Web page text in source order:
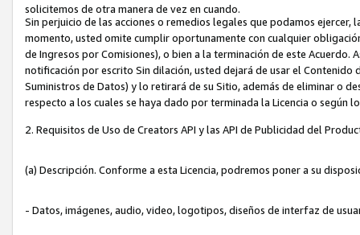
solicitemos de otra manera de vez en cuando.
Sin perjuicio de las acciones o remedios legales que podamos
momento, usted omite cumplir oportunamente con cualquier
de Ingresos por Comisiones), o bien a la terminación de este
notificación por escrito Sin dilación, usted dejará de usar el
Suministros de Datos) y lo retirará de su Sitio, además de eliminar o
respecto a los cuales se haya dado por terminada la Licencia o según
2. Requisitos de Uso de Creators API y las API de Publicidad del
(a) Descripción. Conforme a esta Licencia, podremos poner a su
- Datos, imágenes, audio, video, logotipos, diseños de interfaz de